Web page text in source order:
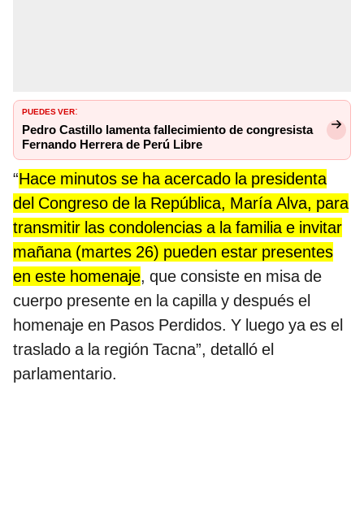
PUEDES VER:
Pedro Castillo lamenta fallecimiento de congresista
Fernando Herrera de Perú Libre
“Hace minutos se ha acercado la presidenta
del Congreso de la República, María Alva, para
transmitir las condolencias a la familia e invitar
mañana (martes 26) pueden estar presentes
en este homenaje, que consiste en misa de
cuerpo presente en la capilla y después el
homenaje en Pasos Perdidos. Y luego ya es el
traslado a la región Tacna”, detalló el
parlamentario.